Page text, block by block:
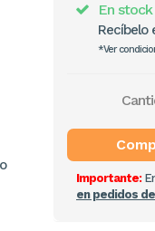
En stock
Recíbelo
*Ver
Importante:
en pedidos de